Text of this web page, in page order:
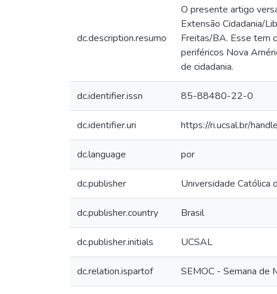
dc.description.resumo
O presente artigo
Extensão Cidadania/
Freitas/BA. Esse tem
periféricos Nova
de cidadania.
dc.identifier.issn 85-88480-22-0
dc.identifier.uri https://ri.ucsal.br/
dc.language por
dc.publisher Universidade Católica
dc.publisher.country Brasil
dc.publisher.initials UCSAL
dc.relation.ispartof SEMOC - Semana de